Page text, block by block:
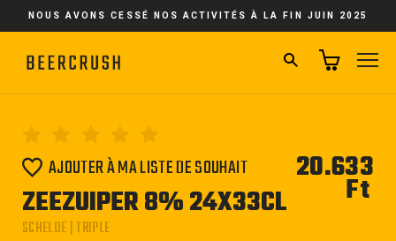
PasserNOUS AVONS CESSÉ NOS ACTIVITÉS À LA FIN JUIN 2025
RECHERCHER
AJOUTER À MA LISTE DE SOUHAIT
ZEEZUIPER 8% 24X33CL
SCHELDE | TRIPLE
20.633
Ft